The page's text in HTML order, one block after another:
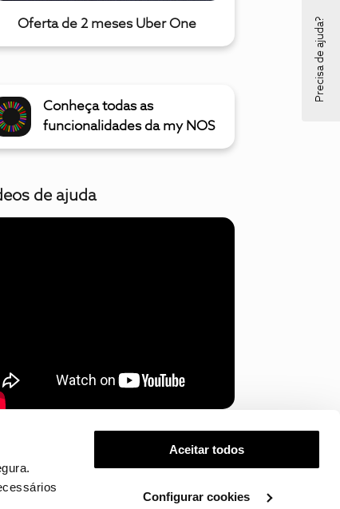
Aceitar todos
Configurar cookies
Oferta de 2 meses Uber One
Conheça todas as
funcionalidades da my NOS
de ajuda
Precisa de ajuda?